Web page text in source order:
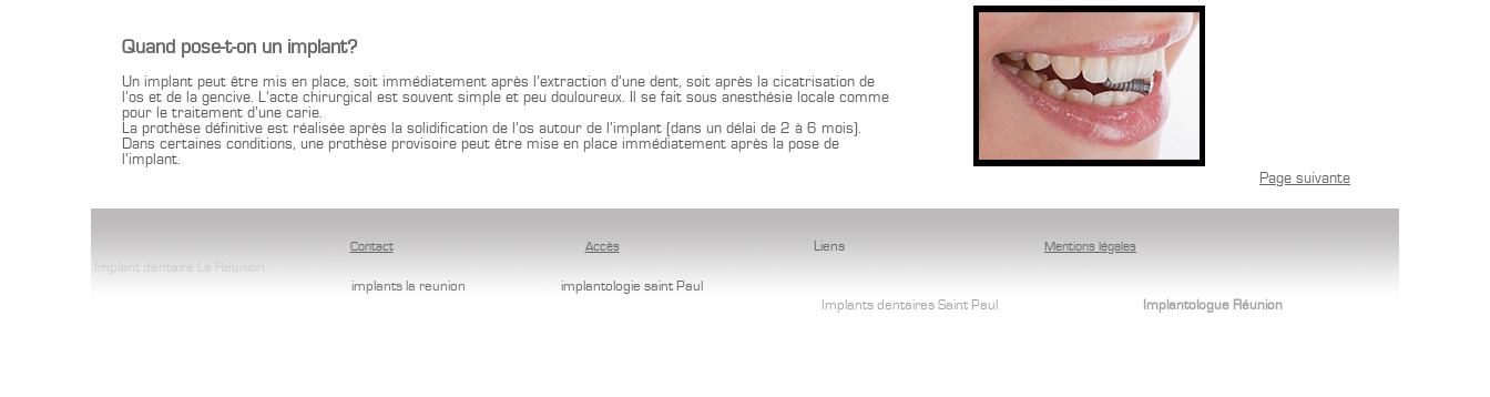
Quand pose-t-on un implant?
Un implant peut être mis en place, soit immédiatement après l’extraction d’une dent, soit après la cicatrisation de
l’os et de la gencive. L’acte chirurgical est souvent simple et peu douloureux. Il se fait sous anesthésie locale comme
pour le traitement d’une carie.
La prothèse définitive est réalisée après la solidification de l’os autour de l’implant (dans un délai de 2 à 6 mois).
Dans certaines conditions, une prothèse provisoire peut être mise en place immédiatement après la pose de
l’implant.
Page suivante
Contact Accès Liens Mentions légales
Implant dentaire La Réunion
implants la reunion
implantologie saint Paul
Implants dentaires Saint Paul
Implantologue Réunion